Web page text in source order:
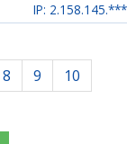
IP: 2.158.145.***
8 9 10